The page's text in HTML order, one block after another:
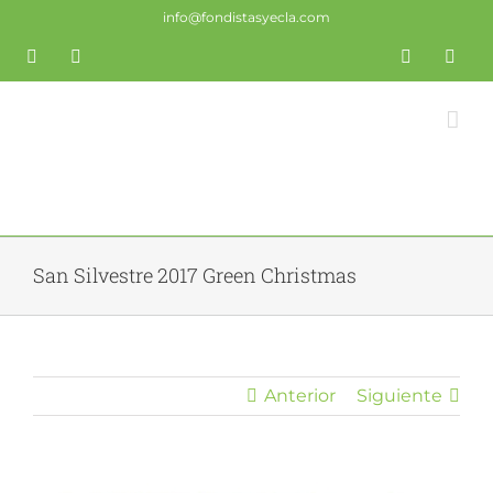
info@fondistasyecla.com
Correo
San Silvestre 2017 Green Christmas
Anterior Siguiente